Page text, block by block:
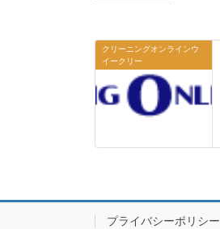
クリーニングオンラインウ
イークリー
プライバシーポリシー